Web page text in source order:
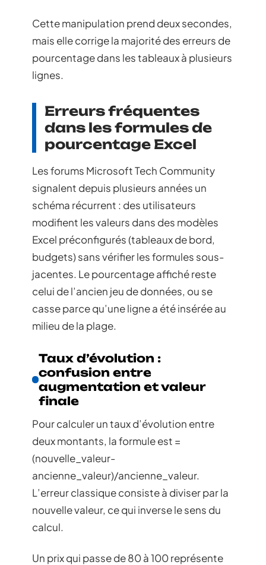
Cette manipulation prend deux secondes,
mais elle corrige la majorité des erreurs de
pourcentage dans les tableaux à plusieurs
lignes.
Erreurs fréquentes
dans les formules de
pourcentage Excel
Les forums Microsoft Tech Community
signalent depuis plusieurs années un
schéma récurrent : des utilisateurs
modifient les valeurs dans des modèles
Excel préconfigurés (tableaux de bord,
budgets) sans vérifier les formules sous-
jacentes. Le pourcentage affiché reste
celui de l’ancien jeu de données, ou se
casse parce qu’une ligne a été insérée au
milieu de la plage.
Taux d’évolution :
confusion entre
augmentation et valeur
finale
Pour calculer un taux d’évolution entre
deux montants, la formule est =
(nouvelle_valeur-
ancienne_valeur)/ancienne_valeur.
L’erreur classique consiste à diviser par la
nouvelle valeur, ce qui inverse le sens du
calcul.
Un prix qui passe de 80 à 100 représente